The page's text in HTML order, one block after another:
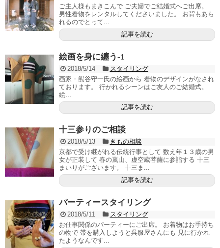
ご主人様もまきこんで ご夫婦でご結婚式へご出席。
男性着物をレンタルしてくださいました。 お背もあら
れるのでとって...
記事を読む
絵画を身に纏う-1
2018/5/14
スタイリング
画家・熊谷守一氏の絵画から 着物のデザインがなされ
ております。 行かれるシーンはご友人のご結婚式。
絵...
記事を読む
十三参りのご相談
2018/5/13
きもの相談
京都で受け継がれる伝統行事として 数え年１３歳の男
女が正装して 春の嵐山、虚空蔵菩薩に参詣する 十三
まいりがございます。 十三ま...
記事を読む
パーティースタイリング
2018/5/11
スタイリング
お仕事関係のパーティーにご出席。 お着物はお手持ち
の物で 帯を購入しようと呉服屋さんにも 見に行かれ
たようなんです...